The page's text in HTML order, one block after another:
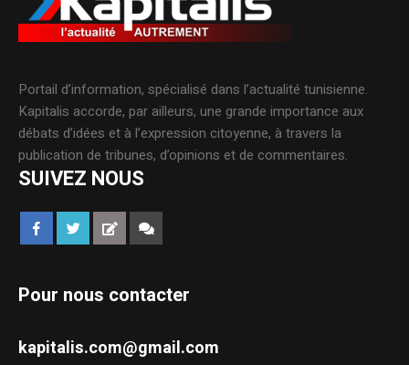
Portail d’information, spécialisé dans l’actualité tunisienne.
Kapitalis accorde, par ailleurs, une grande importance aux
débats d’idées et à l’expression citoyenne, à travers la
publication de tribunes, d’opinions et de commentaires.
SUIVEZ NOUS
Pour nous contacter
kapitalis.com@gmail.com